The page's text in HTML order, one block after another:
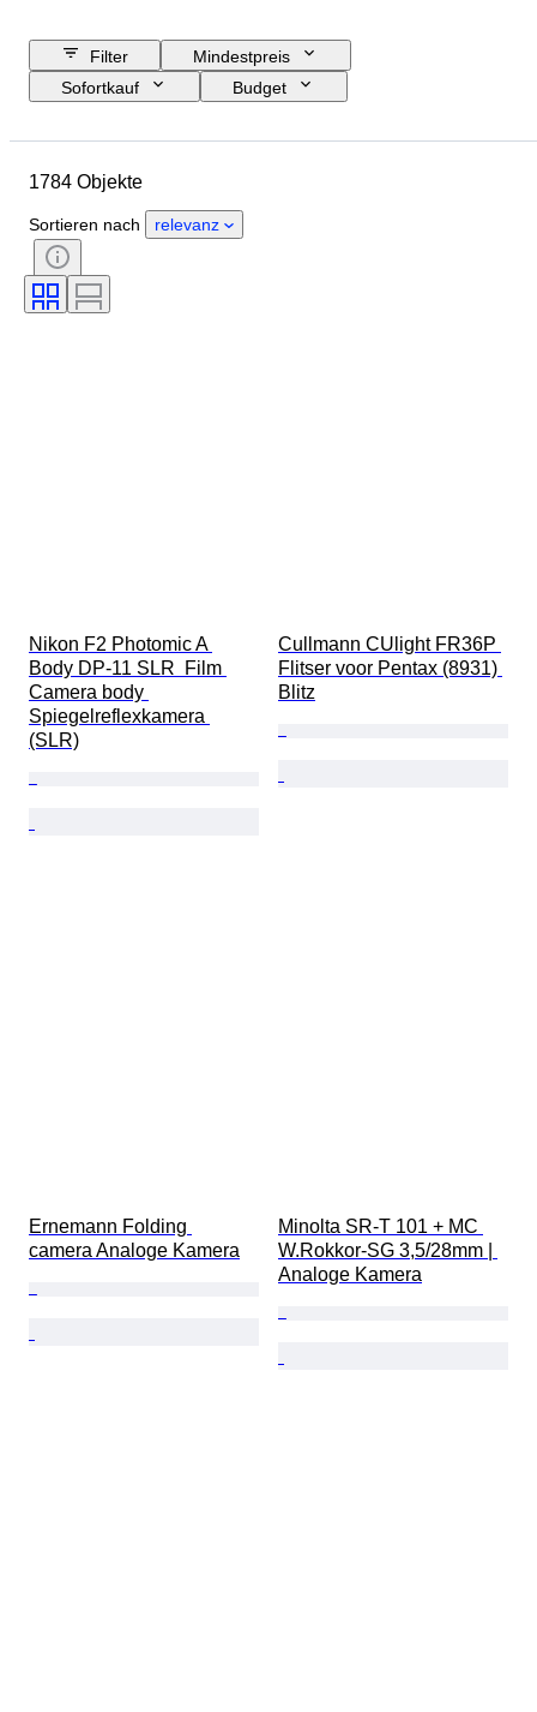
Filter
Mindestpreis
Sofortkauf
Budget
Material
Stil
Auflage
Sprache
Objektivanschluss
Art von Videorekorder
1784 Objekte
Sortieren nach relevanz
Nikon F2 Photomic A
Body DP-11 SLR  Film
Camera body
Spiegelreflexkamera
(SLR)
Cullmann CUlight FR36P
Flitser voor Pentax (8931)
Blitz
Ernemann Folding
camera Analoge Kamera
Minolta SR-T 101 + MC
W.Rokkor-SG 3,5/28mm |
Analoge Kamera